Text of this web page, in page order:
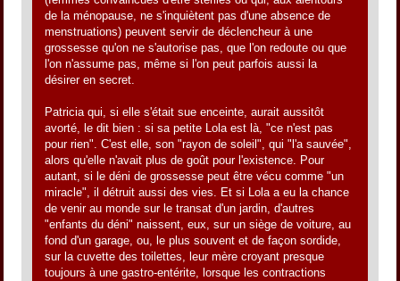
de la ménopause, ne s'inquiètent pas d'une absence de
menstruations) peuvent servir de déclencheur à une
grossesse qu'on ne s'autorise pas, que l'on redoute ou que
l'on n'assume pas, même si l'on peut parfois aussi la
désirer en secret.
Patricia qui, si elle s'était sue enceinte, aurait aussitôt
avorté, le dit bien : si sa petite Lola est là, "ce n'est pas
pour rien". C'est elle, son "rayon de soleil", qui "l'a sauvée",
alors qu'elle n'avait plus de goût pour l'existence. Pour
autant, si le déni de grossesse peut être vécu comme "un
miracle", il détruit aussi des vies. Et si Lola a eu la chance
de venir au monde sur le transat d'un jardin, d'autres
"enfants du déni" naissent, eux, sur un siège de voiture, au
fond d'un garage, ou, le plus souvent et de façon sordide,
sur la cuvette des toilettes, leur mère croyant presque
toujours à une gastro-entérite, lorsque les contractions